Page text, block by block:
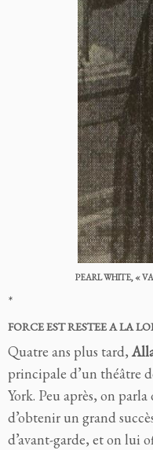
PEARL WHITE, «
*
FORCE EST RESTEE A LA
Quatre ans plus tard,
principale d’un théâtre
York. Peu après, on
d’obtenir un grand
d’avant-garde, et on lui